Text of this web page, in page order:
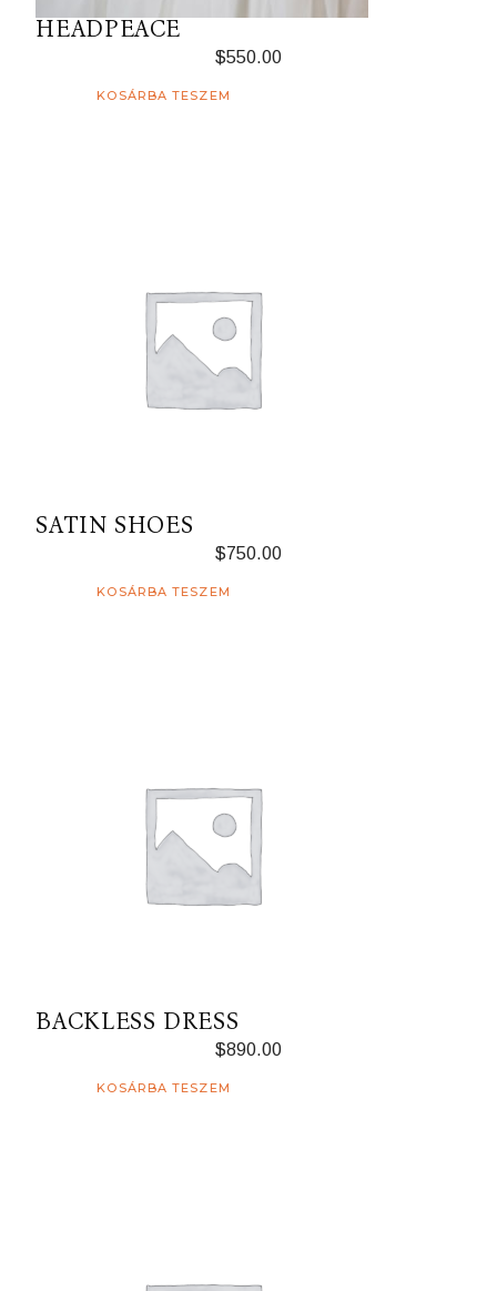
HEADPEACE
$550.00
KOSÁRBA TESZEM
SATIN SHOES
$750.00
KOSÁRBA TESZEM
BACKLESS DRESS
$890.00
KOSÁRBA TESZEM